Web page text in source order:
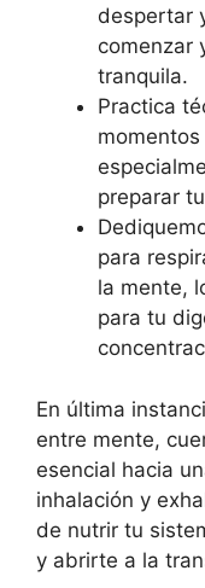
despertar
comenzar
tranquila.
Practica
preparar
para
la mente,
para tu
En última
entre mente,
esencial hacia
inhalación y
de nutrir tu
y abrirte a la